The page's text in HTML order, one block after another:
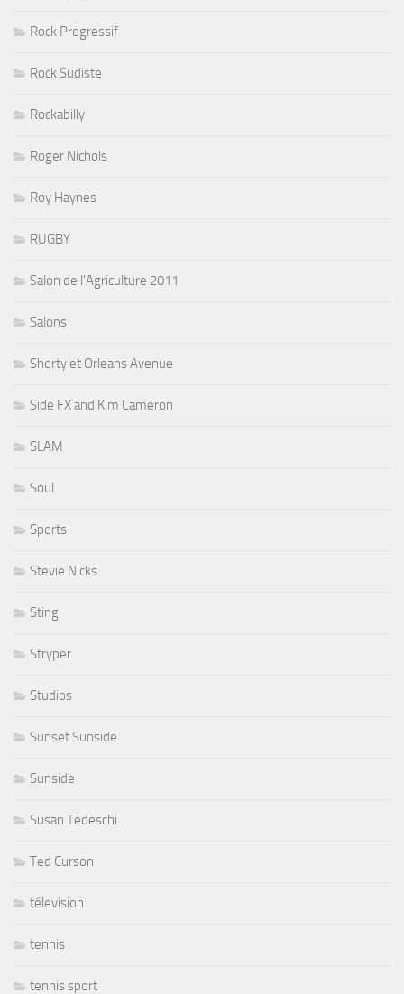
Rock Progressif
Rock Sudiste
Rockabilly
Roger Nichols
Roy Haynes
RUGBY
Salon de l'Agriculture 2011
Salons
Shorty et Orleans Avenue
Side FX and Kim Cameron
SLAM
Soul
Sports
Stevie Nicks
Sting
Stryper
Studios
Sunset Sunside
Sunside
Susan Tedeschi
Ted Curson
télevision
tennis
tennis sport